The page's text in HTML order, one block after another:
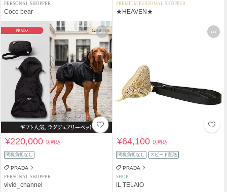
PERSONAL SHOPPER
Coco bear
PREMIUM PERSONAL SHOPPER
★HEAVEN★
¥220,000送料込
関税負担なし
PRADA
PERSONAL SHOPPER
vivid_channel
¥64,100送料込
関税負担なし スピード配送
PRADA
SHOP
IL TELAIO